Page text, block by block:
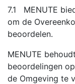
7.1 MENUTE
om de
beoordelen.
MENUTE
beoordelingen
de Omgeving te